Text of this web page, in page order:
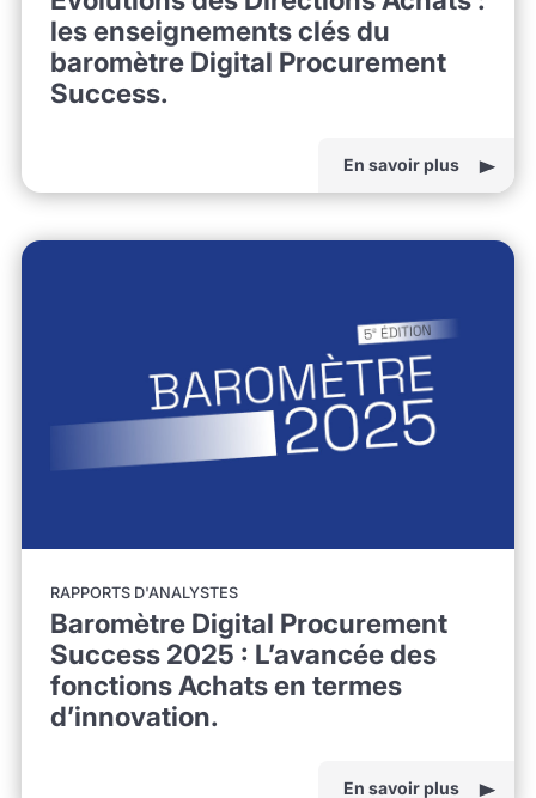
les enseignements clés du
baromètre Digital Procurement
Success.
En savoir plus
RAPPORTS D'ANALYSTES
Baromètre Digital Procurement
Success 2025 : L’avancée des
fonctions Achats en termes
d’innovation.
En savoir plus